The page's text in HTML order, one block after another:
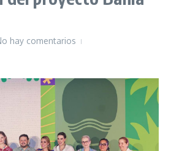
hay comentarios